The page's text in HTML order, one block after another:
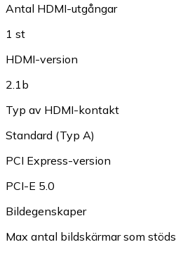
Antal HDMI-utgångar
1 st
HDMI-version
2.1b
Typ av HDMI-kontakt
Standard (Typ A)
PCI Express-version
PCI-E 5.0
Bildegenskaper
Max antal bildskärmar som stöds